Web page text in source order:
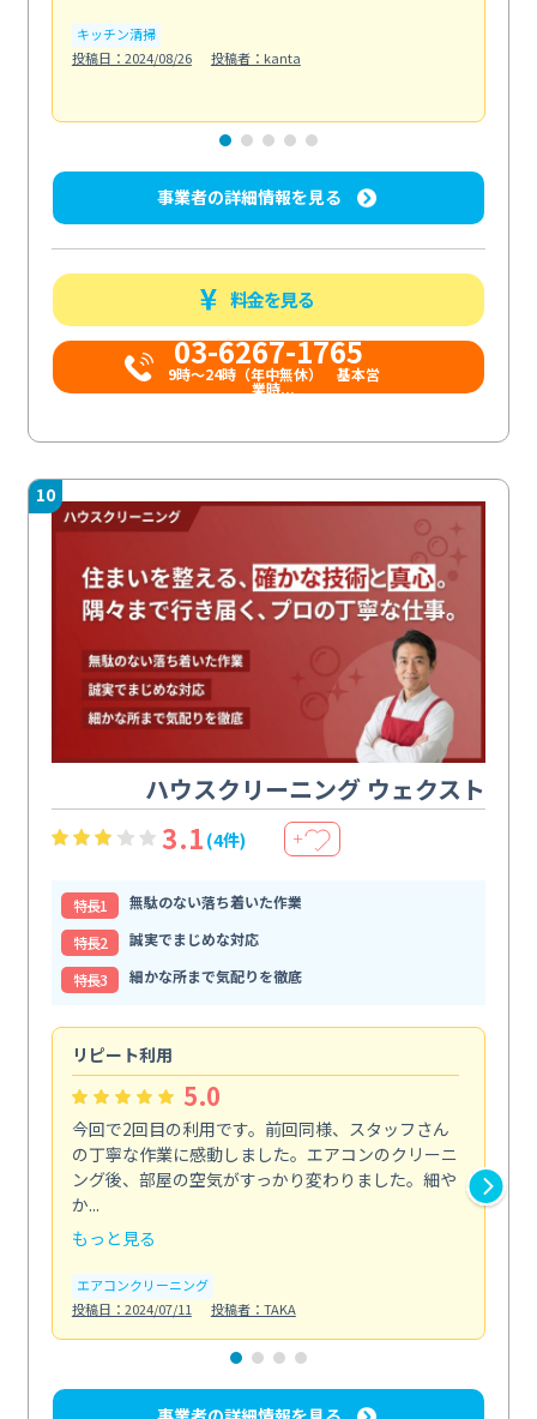
キッチン清掃
投稿日：2024/08/26
投稿者：kanta
事業者の詳細情報を見る
料金を見る
03-6267-1765
9時〜24時（年中無休） 基本営
業時...
10
ハウスクリーニング ウェクスト
3.1 (4件) ＋
特⻑1
無駄のない落ち着いた作業
特⻑2
誠実でまじめな対応
特⻑3
細かな所まで気配りを徹底
リピート利用
5.0
今回で2回目の利用です。前回同様、スタッフさん
の丁寧な作業に感動しました。エアコンのクリーニ
ング後、部屋の空気がすっかり変わりました。細や
か...
もっと見る
エアコンクリーニング
投稿日：2024/07/11
投稿者：TAKA